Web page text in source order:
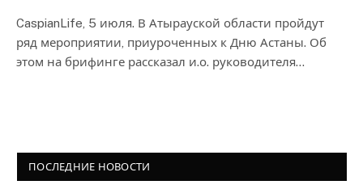
CaspianLife, 5 июля. В Атырауской области пройдут
ряд мероприятии, приуроченных к Дню Астаны. Об
этом на брифинге рассказал и.о. руководителя…
ПОСЛЕДНИЕ НОВОСТИ